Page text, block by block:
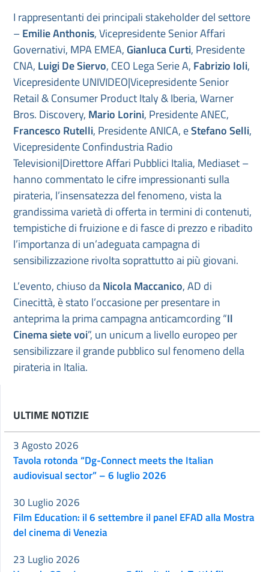
I rappresentanti dei principali stakeholder del settore
–Emilie Anthonis, Vicepresidente Senior Affari
Governativi, MPA EMEA, Gianluca Curti, Presidente
CNA, Luigi De Siervo, CEO Lega Serie A, Fabrizio Ioli,
Vicepresidente UNIVIDEO|Vicepresidente Senior
Retail & Consumer Product Italy & Iberia, Warner
Bros. Discovery, Mario Lorini, Presidente ANEC,
Francesco Rutelli, Presidente ANICA, eStefano Selli,
Vicepresidente Confindustria Radio
Televisioni|Direttore Affari Pubblici Italia, Mediaset –
hanno commentato le cifre impressionanti sulla
pirateria, l’insensatezza del fenomeno, vista la
grandissima varietà di offerta in termini di contenuti,
tempistiche di fruizione e di fasce di prezzo e ribadito
l’importanza di un’adeguata campagna di
sensibilizzazione rivolta soprattutto ai più giovani.
L’evento, chiuso daNicola Maccanico, AD di
Cinecittà, è stato l’occasione per presentare in
anteprima la prima campagna anticamcording “Il
Cinema siete voi”, un unicum a livello europeo per
sensibilizzare il grande pubblico sul fenomeno della
pirateria in Italia.
ULTIME NOTIZIE
Tavola rotonda “Dg-Connect meets the Italian
audiovisual sector” – 6 luglio 2026
3 Agosto 2026
Film Education: il 6 settembre il panel EFAD alla Mostra
del cinema di Venezia
30 Luglio 2026
23 Luglio 2026